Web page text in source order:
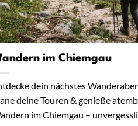
im Chiemgau
dein nächstes
deine Touren & genieße
im Chiemgau –